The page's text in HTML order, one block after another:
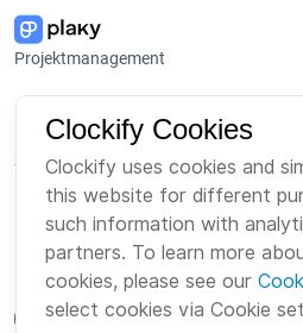
Projektmanagement
Plattform
Suite
Bundle
Marketplace
Clockify Cookies
Clockify uses cookies and
this website for different
such information with
partners. To learn more
cookies, please see our
select cookies via Cookie